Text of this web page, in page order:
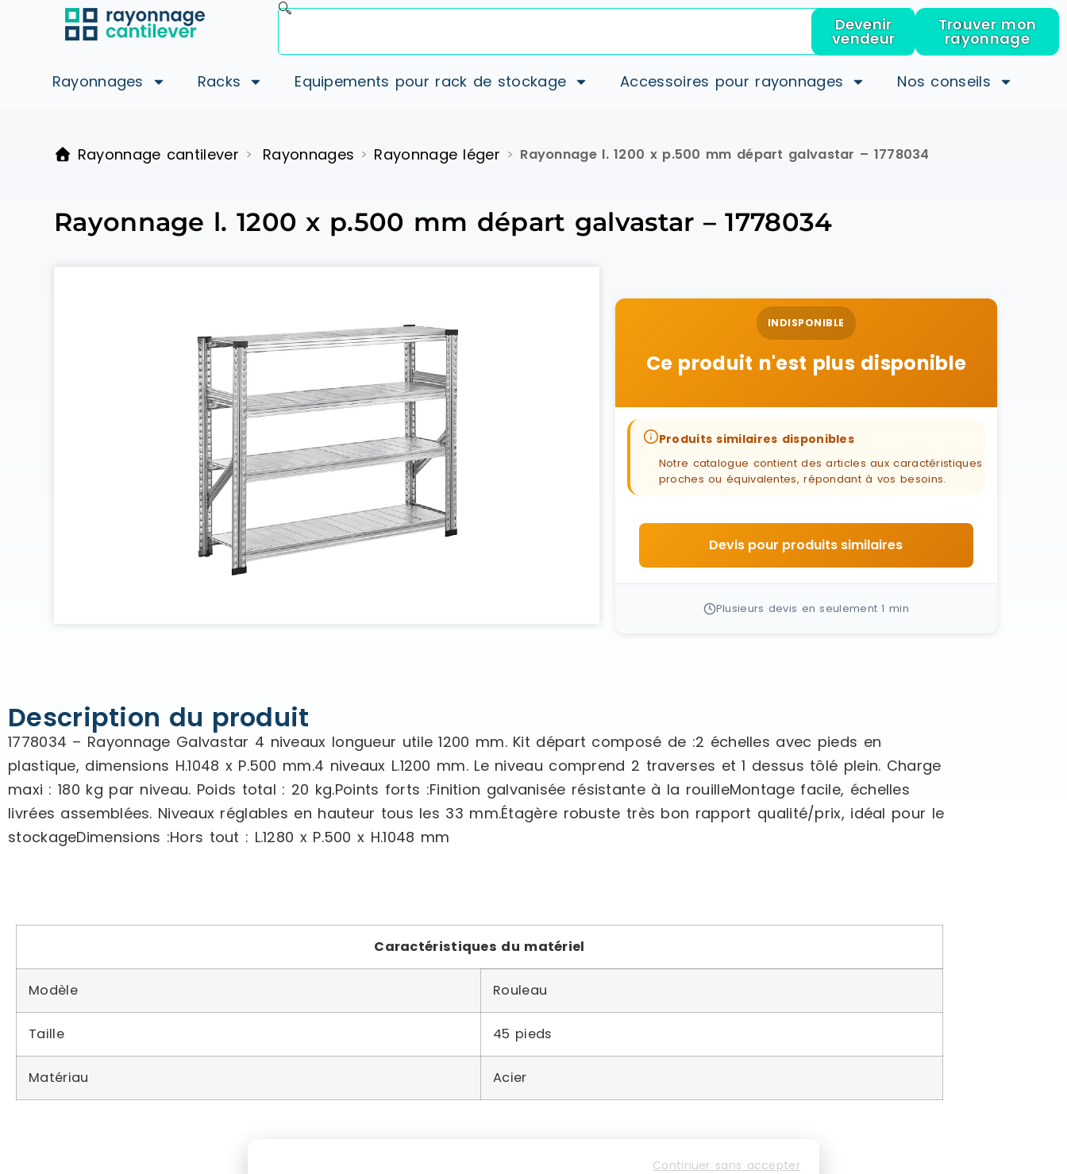
Devenir
vendeur
Trouver mon
rayonnage
Rayonnages Racks Equipements pour rack de stockage Accessoires pour rayonnages Nos conseils
Rayonnage cantilever > Rayonnages > Rayonnage léger > Rayonnage l. 1200 x p.500 mm départ galvastar – 1778034
Rayonnage l. 1200 x p.500 mm départ galvastar – 1778034
INDISPONIBLE
Ce produit n'est plus disponible
Produits similaires disponibles
Notre catalogue contient des articles aux caractéristiques
proches ou équivalentes, répondant à vos besoins.
Devis pour produits similaires
Plusieurs devis en seulement 1 min
Description du produit
1778034 – Rayonnage Galvastar 4 niveaux longueur utile 1200 mm. Kit départ composé de :2 échelles avec pieds en
plastique, dimensions H.1048 x P.500 mm.4 niveaux L.1200 mm. Le niveau comprend 2 traverses et 1 dessus tôlé plein. Charge
maxi : 180 kg par niveau. Poids total : 20 kg.Points forts :Finition galvanisée résistante à la rouilleMontage facile, échelles
livrées assemblées. Niveaux réglables en hauteur tous les 33 mm.Étagère robuste très bon rapport qualité/prix, idéal pour le
stockageDimensions :Hors tout : L.1280 x P.500 x H.1048 mm
Caractéristiques du matériel
Modèle Rouleau
Taille 45 pieds
Matériau Acier
Continuer sans accepter